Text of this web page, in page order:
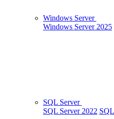
Windows Server
Windows Server 2025
SQL Server
SQL Server 2022